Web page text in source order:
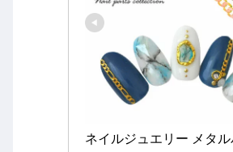
ネイルジュエリー メタ